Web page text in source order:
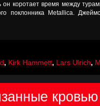
коротает время между
поклонника Metallica.
, Kirk Hammett, Lars Ulrich,
кровью